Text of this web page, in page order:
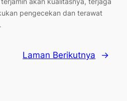
pengecekan dan terawat
Laman Berikutnya →